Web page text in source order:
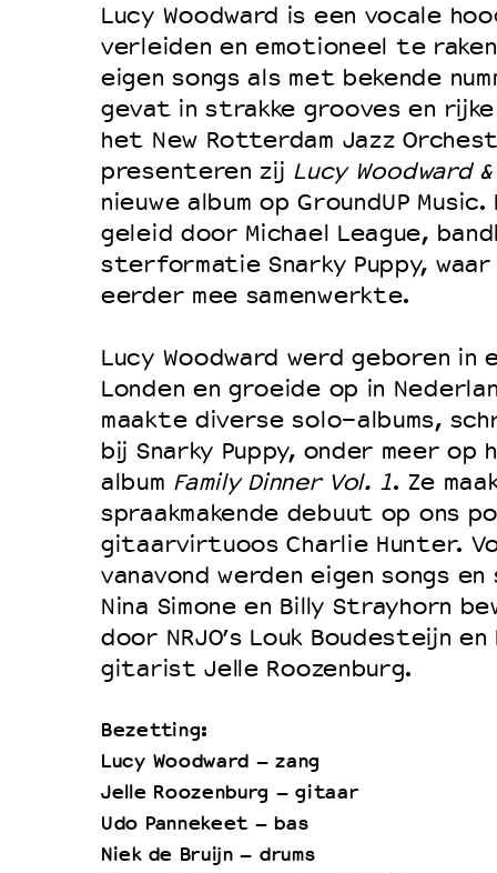
Lucy Woodward is een vocale
verleiden en emotioneel te
eigen songs als met bekende
gevat in strakke grooves en
het New Rotterdam Jazz
presenteren zij Lucy Woodward
nieuwe album op GroundUP
geleid door Michael League,
sterformatie Snarky Puppy, waar
eerder mee samenwerkte.
Lucy Woodward werd geboren in
Londen en groeide op in
maakte diverse solo-albums,
bij Snarky Puppy, onder meer op
album Family Dinner Vol. 1. Ze
spraakmakende debuut op ons
gitaarvirtuoos Charlie Hunter.
vanavond werden eigen songs
Nina Simone en Billy Strayhorn
door NRJO’s Louk Boudesteijn
gitarist Jelle Roozenburg.
Bezetting:
Lucy Woodward – zang
Jelle Roozenburg – gitaar
Udo Pannekeet – bas
Niek de Bruijn – drums